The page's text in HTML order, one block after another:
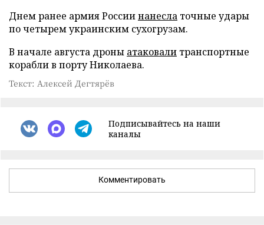
Днем ранее армия Россиинанесла точные удары
по четырем украинским сухогрузам.
В начале августа дроны атаковали транспортные
корабли в порту Николаева.
Текст: Алексей Дегтярёв
Подписывайтесь на наши
каналы
Комментировать